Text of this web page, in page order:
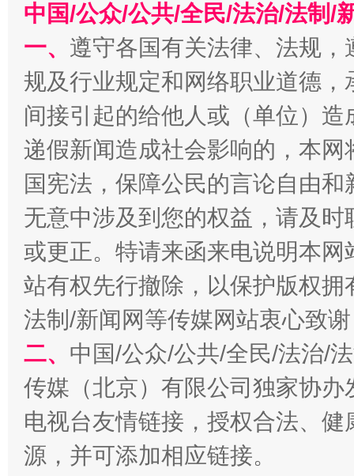
以产业富民促振兴 酒驾
从幼儿园到大学，有这些资助 “
中国/公众/公共/全民/法治/法制/
一、 遵守各国有关法律、法规
规及行业规定和网络职业道德
间接引起的给他人或（单位）
递假新闻造成社会影响的，本
国宪法，保障公民的言论自由
无意中涉及到您的权益，请及
或更正。特请来函来电说明本
站有权先行撤除，以保护版权
法制/新闻网等传媒网站衷心致
二、 中国/公众/公共/全民/法治/
传媒（北京）有限公司独家协
电视台友情链接，授权合法、
源，并可添加相应链接。